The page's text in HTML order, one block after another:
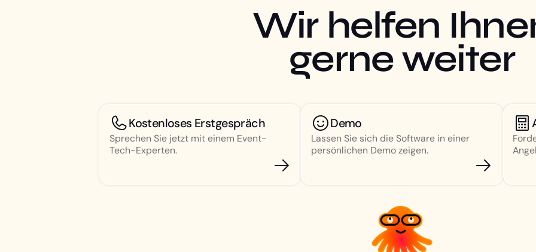
Wir helfen
gerne weiter
Kostenloses Erstgespräch
Sprechen Sie jetzt mit einem Event-
Tech-Experten.
Demo
Lassen Sie sich die Software in einer
persönlichen Demo zeigen.